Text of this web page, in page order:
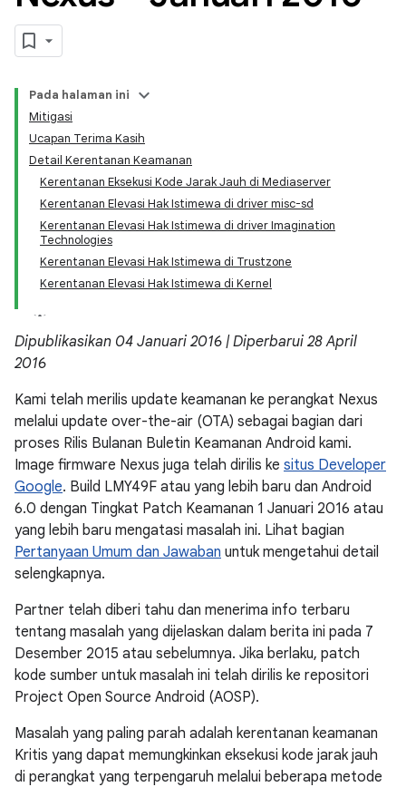
Pada halaman ini
Mitigasi
Ucapan Terima Kasih
Detail Kerentanan Keamanan
Kerentanan Eksekusi Kode Jarak Jauh di Mediaserver
Kerentanan Elevasi Hak Istimewa di driver misc-sd
Kerentanan Elevasi Hak Istimewa di driver Imagination
Technologies
Kerentanan Elevasi Hak Istimewa di Trustzone
Kerentanan Elevasi Hak Istimewa di Kernel
Dipublikasikan 04 Januari 2016 | Diperbarui 28 April
2016
Kami telah merilis update keamanan ke perangkat Nexus
melalui update over-the-air (OTA) sebagai bagian dari
proses Rilis Bulanan Buletin Keamanan Android kami.
Image firmware Nexus juga telah dirilis ke situs Developer
Google. Build LMY49F atau yang lebih baru dan Android
6.0 dengan Tingkat Patch Keamanan 1 Januari 2016 atau
yang lebih baru mengatasi masalah ini. Lihat bagian
Pertanyaan Umum dan Jawaban untuk mengetahui detail
selengkapnya.
Partner telah diberi tahu dan menerima info terbaru
tentang masalah yang dijelaskan dalam berita ini pada 7
Desember 2015 atau sebelumnya. Jika berlaku, patch
kode sumber untuk masalah ini telah dirilis ke repositori
Project Open Source Android (AOSP).
Masalah yang paling parah adalah kerentanan keamanan
Kritis yang dapat memungkinkan eksekusi kode jarak jauh
di perangkat yang terpengaruh melalui beberapa metode